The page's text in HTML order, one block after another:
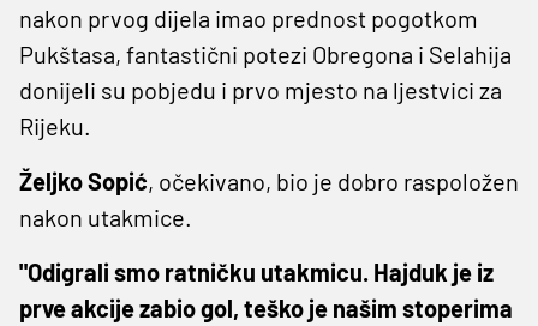
nakon prvog dijela imao prednost pogotkom
Pukštasa, fantastični potezi Obregona i Selahija
donijeli su pobjedu i prvo mjesto na ljestvici za
Rijeku.
Željko Sopić, očekivano, bio je dobro raspoložen
nakon utakmice.
"Odigrali smo ratničku utakmicu. Hajduk je iz
prve akcije zabio gol, teško je našim stoperima